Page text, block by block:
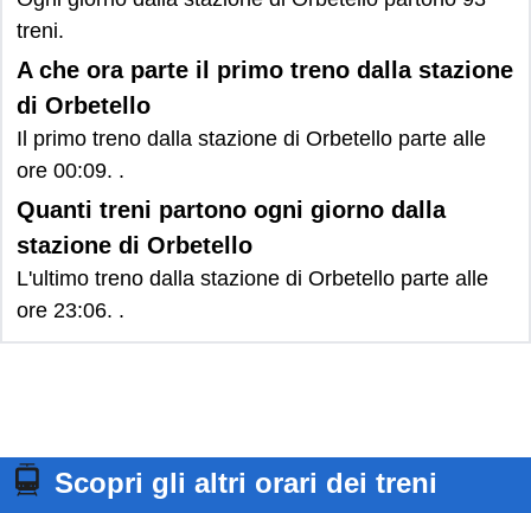
treni.
A che ora parte il primo treno dalla stazione
di Orbetello
Il primo treno dalla stazione di Orbetello parte alle
ore 00:09. .
Quanti treni partono ogni giorno dalla
stazione di Orbetello
L'ultimo treno dalla stazione di Orbetello parte alle
ore 23:06. .
Scopri gli altri orari dei treni